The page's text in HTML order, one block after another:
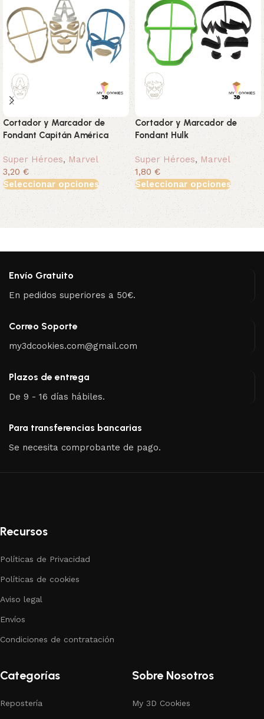
Cortador y Marcador de
Fondant Capitán América
Super Héroes, Marvel
3,20 €
Seleccionar opciones
Cortador y Marcador de
Fondant Hulk
Super Héroes, Marvel
1,80 €
Seleccionar opciones
Envío Gratuito
En pedidos superiores a 50€.
Correo Soporte
my3dcookies.com@gmail.com
Plazos de entrega
De 9 - 16 días hábiles.
Para transferencias bancarias
Se necesita comprobante de pago.
Recursos
Políticas de Privacidad
Políticas de cookies
Aviso legal
Envíos
Condiciones de contratación
Categorías
Repostería
Sobre Nosotros
My 3D Cookies